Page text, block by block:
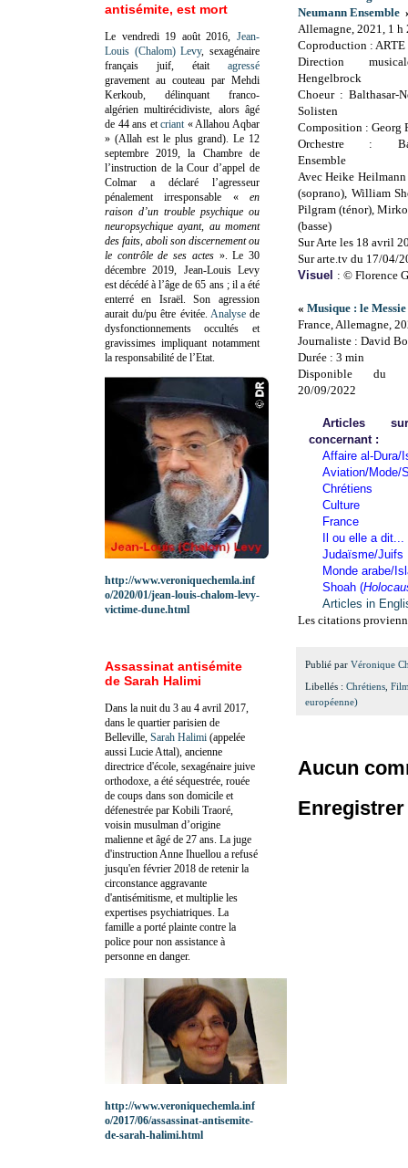
Neumann Ensemble
Allemagne, 2021, 1 h
Coproduction : ARTE
Direction
Hengelbrock
Choeur : Balthasar-
Solisten
Composition : Georg
Orchestre :
Ensemble
Avec Heike
(soprano), William
Pilgram (ténor),
(basse)
Sur Arte les 18 avril
Sur arte.tv du 17/04/
Visuel : © Florence
« Musique : le
France, Allemagne,
Journaliste : David
Durée : 3 min
Disponible du
20/09/2022
Articles
concernant :
Affaire al-Dura/
Aviation/Mode/
Chrétiens
Culture
France
Il ou elle a dit...
Judaïsme/Juifs
Monde arabe/
Shoah (
Articles in
Les citations
Publié par Véronique
Libellés : Chrétiens,
européenne)
Aucun
antisémite, est mort
Le vendredi 19 août 2016, Jean-
Louis (Chalom) Levy, sexagénaire
français juif, était agressé
gravement au couteau par Mehdi
Kerkoub, délinquant franco-
algérien multirécidiviste, alors âgé
de 44 ans etcriant « Allahou Aqbar
» (Allah est le plus grand). Le 12
septembre 2019, la Chambre de
l’instruction de la Cour d’appel de
Colmar a déclaré l’agresseur
pénalement irresponsable «en
raison d’un trouble psychique ou
neuropsychique ayant, au moment
des faits, aboli son discernement ou
le contrôle de ses actes». Le 30
décembre 2019, Jean-Louis Levy
est décédé à l’âge de 65 ans ; il a été
enterré en Israël. Son agression
aurait du/pu être évitée. Analysede
dysfonctionnements occultés et
gravissimes impliquant notamment
la responsabilité de l’Etat.
http://www.veroniquechemla.inf
o/2020/01/jean-louis-chalom-levy-
victime-dune.html
Assassinat antisémite
de Sarah Halimi
Dans la nuit du 3 au 4 avril 2017,
dans le quartier parisien de
Belleville, Sarah Halimi (appelée
aussi Lucie Attal), ancienne
directrice d'école, sexagénaire juive
orthodoxe, a été séquestrée, rouée
de coups dans son domicile et
défenestrée par Kobili Traoré,
voisin musulman d’origine
malienne et âgé de 27 ans. La juge
d'instruction Anne Ihuellou a refusé
jusqu'en février 2018 de retenir la
circonstance aggravante
d'antisémitisme, et multiplie les
expertises psychiatriques. La
famille a porté plainte contre la
police pour non assistance à
personne en danger.
http://www.veroniquechemla.inf
o/2017/06/assassinat-antisemite-
de-sarah-halimi.html